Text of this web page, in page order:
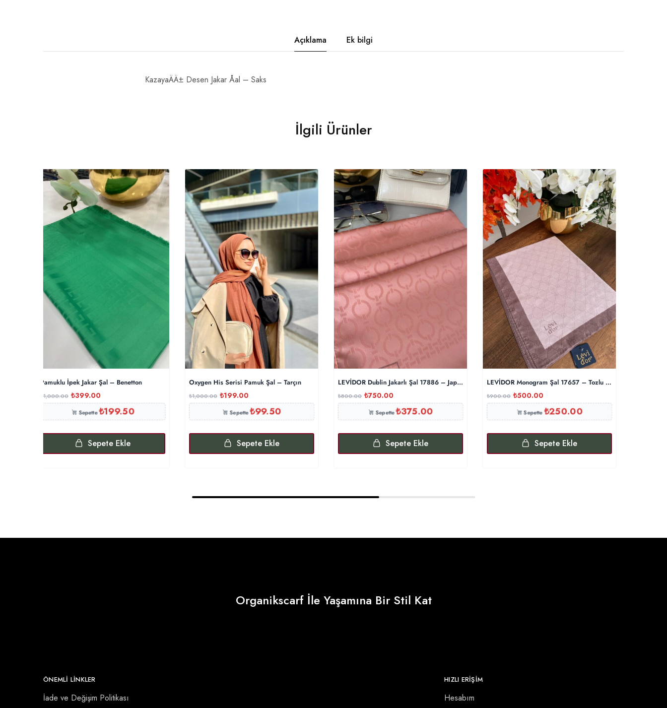
Açıklama Ek bilgi
KazayaÄÄ± Desen Jakar Åal – Saks
İlgili Ürünler
Pamuklu İpek Jakar Şal – Benetton
1,000.00 ₺399.00
Sepette₺199.50
Sepete Ekle
Oxygen His Serisi Pamuk Şal – Tarçın
₺1,000.00 ₺199.00
Sepette₺99.50
Sepete Ekle
LEVİDOR Dublin Jakarlı Şal 17886 – Japon Kirazı
₺800.00 ₺750.00
Sepette₺375.00
Sepete Ekle
LEVİDOR Monogram Şal 17657 – Tozlu Eflatun
₺900.00 ₺500.00
Sepette₺250.00
Sepete Ekle
Organikscarf İle Yaşamına Bir Stil Kat
ÖNEMLI LINKLER
İade ve Değişim Politikası
HIZLI ERİŞİM
Hesabım